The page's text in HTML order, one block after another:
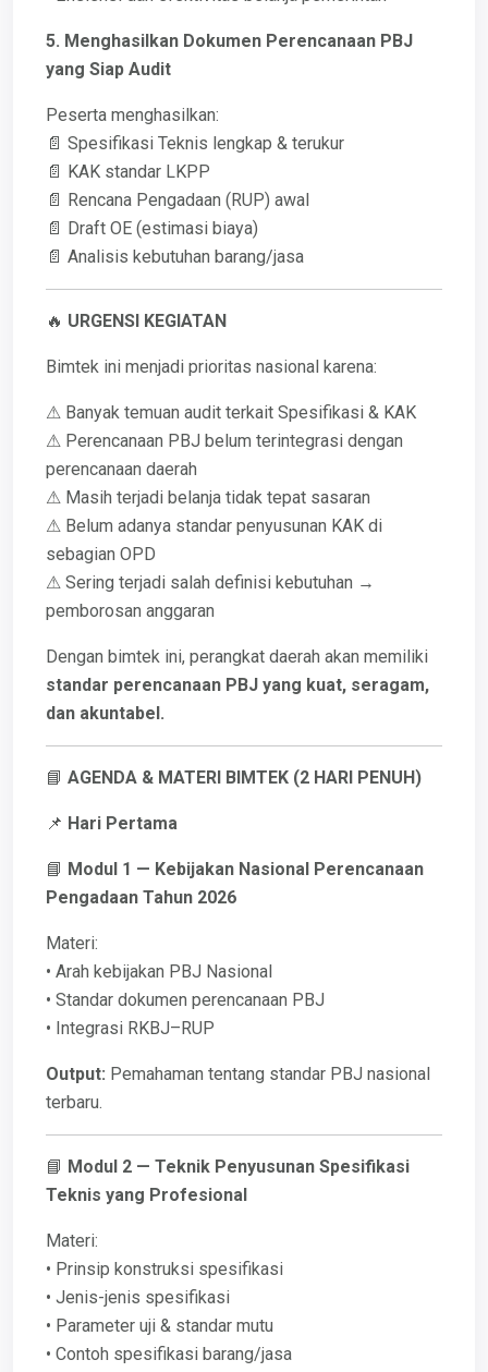
5. Menghasilkan Dokumen Perencanaan PBJ
yang Siap Audit
Peserta menghasilkan:
📄 Spesifikasi Teknis lengkap & terukur
📄 KAK standar LKPP
📄 Rencana Pengadaan (RUP) awal
📄 Draft OE (estimasi biaya)
📄 Analisis kebutuhan barang/jasa
🔥 URGENSI KEGIATAN
Bimtek ini menjadi prioritas nasional karena:
⚠ Banyak temuan audit terkait Spesifikasi & KAK
⚠ Perencanaan PBJ belum terintegrasi dengan
perencanaan daerah
⚠ Masih terjadi belanja tidak tepat sasaran
⚠ Belum adanya standar penyusunan KAK di
sebagian OPD
⚠ Sering terjadi salah definisi kebutuhan →
pemborosan anggaran
Dengan bimtek ini, perangkat daerah akan memiliki
standar perencanaan PBJ yang kuat, seragam,
dan akuntabel.
📘 AGENDA & MATERI BIMTEK (2 HARI PENUH)
📌 Hari Pertama
📘 Modul 1 — Kebijakan Nasional Perencanaan
Pengadaan Tahun 2026
Materi:
• Arah kebijakan PBJ Nasional
• Standar dokumen perencanaan PBJ
• Integrasi RKBJ–RUP
Output: Pemahaman tentang standar PBJ nasional
terbaru.
📘 Modul 2 — Teknik Penyusunan Spesifikasi
Teknis yang Profesional
Materi:
• Prinsip konstruksi spesifikasi
• Jenis-jenis spesifikasi
• Parameter uji & standar mutu
• Contoh spesifikasi barang/jasa